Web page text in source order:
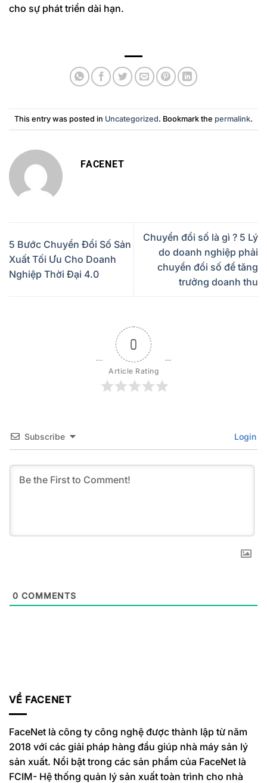
cho sự phát triển dài hạn.
This entry was posted in Uncategorized. Bookmark the permalink.
FACENET
5 Bước Chuyển Đổi Số Sản
Xuất Tối Ưu Cho Doanh
Nghiệp Thời Đại 4.0
Chuyển đổi số là gì ? 5 Lý
do doanh nghiệp phải
chuyển đổi số để tăng
trưởng doanh thu
0
Article Rating
Subscribe Login
0 COMMENTS
VỀ FACENET
FaceNet là công ty công nghệ được thành lập từ năm
2018 với các giải pháp hàng đầu giúp nhà máy sản lý
sản xuất. Nổi bật trong các sản phẩm của FaceNet là
FCIM- Hệ thống quản lý sản xuất toàn trình cho nhà